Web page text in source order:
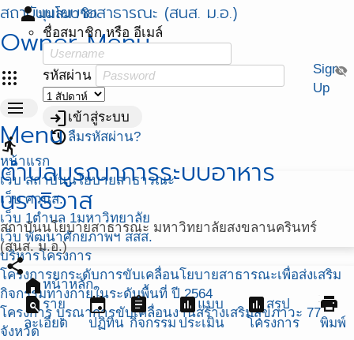
สถาบันนโยบายสาธารณะ (สนส. ม.อ.)
Owner Menu
apps
personมุมสมาชิก
ชื่อสมาชิก หรือ อีเมล์
รหัสผ่าน visibility_off
loginเข้าสู่ระบบ
restoreลืมรหัสผ่าน?
Sign
Up
menu
Menu
หน้าแรก
เว็บ สถาบันนโยบายสาธารณะ
เว็บ ศวนส.
เว็บ 1ตำบล 1มหาวิทยาลัย
เว็บ พัฒนาศักยภาพฯ สสส.
บริหารโครงการ
โครงการยกระดับการขับเคลื่อนโยบายสาธารณะเพื่อส่งเสริม
กิจกรรมทางกายในระดับพื้นที่ ปี 2564
โครงการ บูรณาการขับเคลื่อนงานสร้างเสริมสุขภาวะ 77
จังหวัด
directions_run
ตำบลบูรณาการระบบอาหาร
นราธิวาส
สถาบันนโยบายสาธารณะ มหาวิทยาลัยสงขลานครินทร์
(สนส. ม.อ.)
share
homeหน้าหลัก
find_in_pageราย
ละเอียด
event
ปฏิทิน
assignment
กิจกรรม
assessmentแบบ
ประเมิน
assessmentสรุป
โครงการ
print
พิมพ์